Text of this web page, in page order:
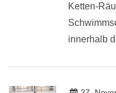
Ketten-
innerhalb